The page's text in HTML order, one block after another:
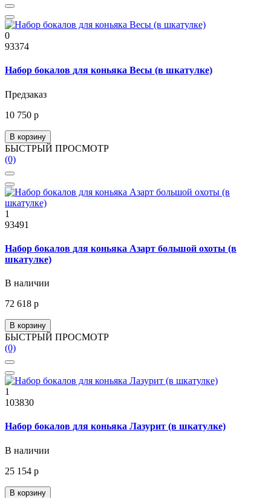
0
93374
Набор бокалов для коньяка Весы (в шкатулке)
Предзаказ
10 750 р
В корзину
БЫСТРЫЙ ПРОСМОТР
(0)
1
93491
Набор бокалов для коньяка Азарт большой охоты (в
шкатулке)
В наличии
72 618 р
В корзину
БЫСТРЫЙ ПРОСМОТР
(0)
1
103830
Набор бокалов для коньяка Лазурит (в шкатулке)
В наличии
25 154 р
В корзину